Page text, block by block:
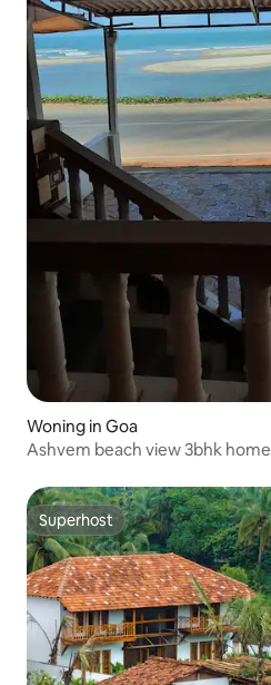
Woning in Goa
Ashvem beach view 3bhk home
Superhost
Superhost